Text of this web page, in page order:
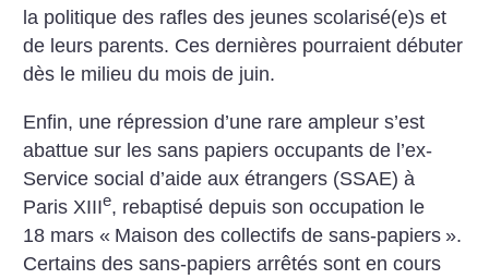
la politique des rafles des jeunes scolarisé(e)s et
de leurs parents. Ces dernières pourraient débuter
dès le milieu du mois de juin.
Enfin, une répression d’une rare ampleur s’est
abattue sur les sans papiers occupants de l’ex-
Service social d’aide aux étrangers (SSAE) à
Paris XIIIe, rebaptisé depuis son occupation le
18 mars « Maison des collectifs de sans-papiers ».
Certains des sans-papiers arrêtés sont en cours